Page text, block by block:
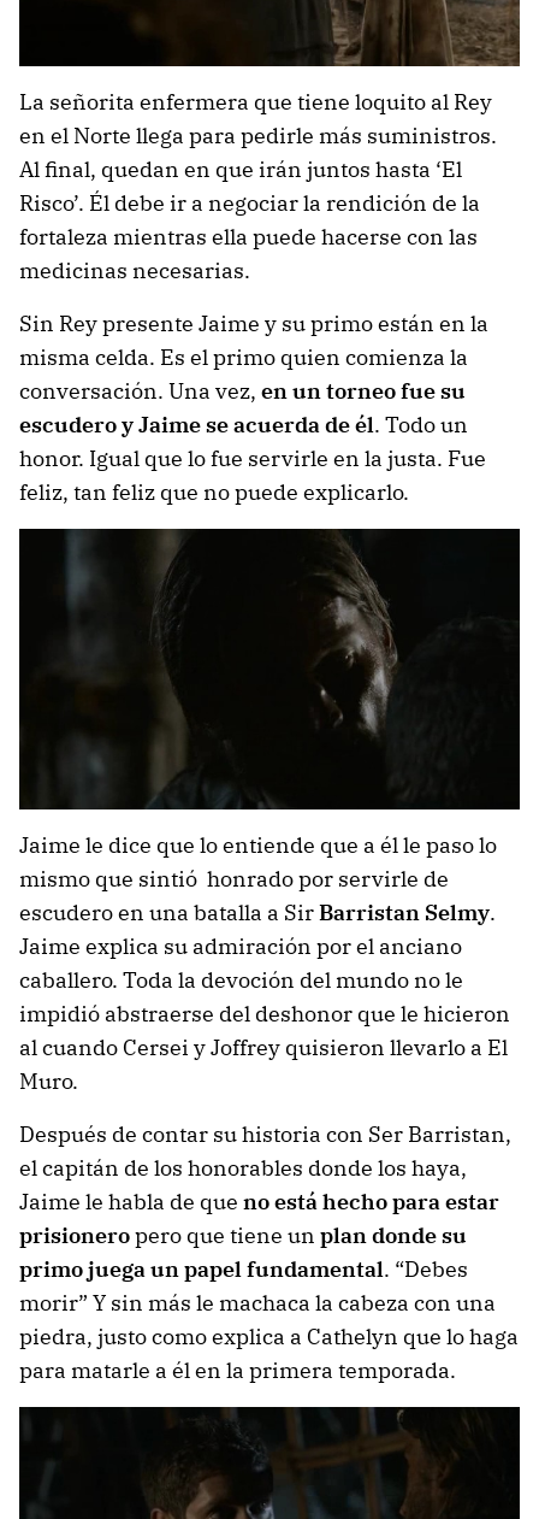
La señorita enfermera que tiene loquito al Rey
en el Norte llega para pedirle más suministros.
Al final, quedan en que irán juntos hasta ‘El
Risco’. Él debe ir a negociar la rendición de la
fortaleza mientras ella puede hacerse con las
medicinas necesarias.
Sin Rey presente Jaime y su primo están en la
misma celda. Es el primo quien comienza la
conversación. Una vez, en un torneo fue su
escudero y Jaime se acuerda de él. Todo un
honor. Igual que lo fue servirle en la justa. Fue
feliz, tan feliz que no puede explicarlo.
Jaime le dice que lo entiende que a él le paso lo
mismo que sintió honrado por servirle de
escudero en una batalla a SirBarristan Selmy.
Jaime explica su admiración por el anciano
caballero. Toda la devoción del mundo no le
impidió abstraerse del deshonor que le hicieron
al cuando Cersei y Joffrey quisieron llevarlo a El
Muro.
Después de contar su historia con Ser Barristan,
el capitán de los honorables donde los haya,
Jaime le habla de que no está hecho para estar
prisioneropero que tiene un plan donde su
primo juega un papel fundamental. “Debes
morir” Y sin más le machaca la cabeza con una
piedra, justo como explica a Cathelyn que lo haga
para matarle a él en la primera temporada.